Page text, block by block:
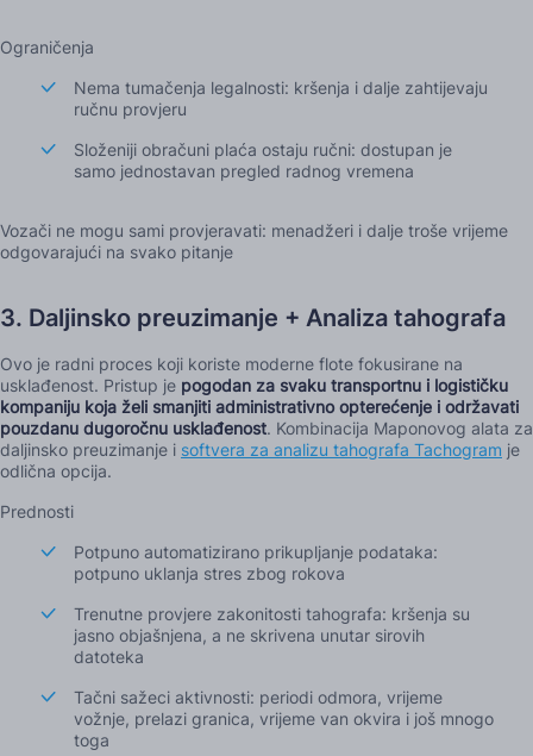
Ograničenja
Nema tumačenja legalnosti: kršenja i dalje zahtijevaju
ručnu provjeru
Složeniji obračuni plaća ostaju ručni: dostupan je
samo jednostavan pregled radnog vremena
Vozači ne mogu sami provjeravati: menadžeri i dalje troše vrijeme
odgovarajući na svako pitanje
3. Daljinsko preuzimanje + Analiza tahografa
Ovo je radni proces koji koriste moderne flote fokusirane na
usklađenost. Pristup je pogodan za svaku transportnu i logističku
kompaniju koja želi smanjiti administrativno opterećenje i održavati
pouzdanu dugoročnu usklađenost. Kombinacija Maponovog alata za
daljinsko preuzimanje i softvera za analizu tahografa Tachogram je
odlična opcija.
Prednosti
Potpuno automatizirano prikupljanje podataka:
potpuno uklanja stres zbog rokova
Trenutne provjere zakonitosti tahografa: kršenja su
jasno objašnjena, a ne skrivena unutar sirovih
datoteka
Tačni sažeci aktivnosti: periodi odmora, vrijeme
vožnje, prelazi granica, vrijeme van okvira i još mnogo
toga